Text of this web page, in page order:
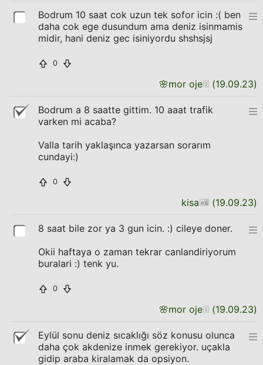
Bodrum 10 saat cok uzun tek sofor icin :( ben
daha cok ege dusundum ama deniz isinmamis
midir, hani deniz gec isiniyordu shshsjsj
0
🌸mor oje (19.09.23)
Bodrum a 8 saatte gittim. 10 aaat trafik
varken mi acaba?
Valla tarih yaklaşınca yazarsan sorarım
cundayi:)
0
kisa (19.09.23)
8 saat bile zor ya 3 gun icin. :) cileye doner.
Okii haftaya o zaman tekrar canlandiriyorum
buralari :) tenk yu.
0
🌸mor oje (19.09.23)
Eylül sonu deniz sıcaklığı söz konusu olunca
daha çok akdenize inmek gerekiyor. uçakla
gidip araba kiralamak da opsiyon.